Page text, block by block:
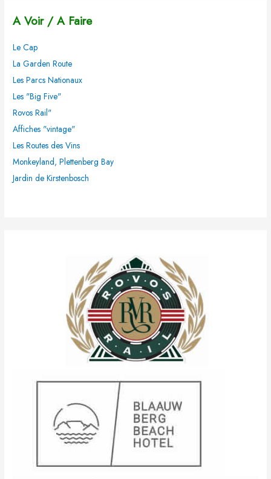
e
c
h
e
r
:
A Voir / A Faire
Le Cap
La Garden Route
Les Parcs Nationaux
Les "Big Five"
Rovos Rail"
Affiches "vintage"
Les Routes des Vins
Monkeyland, Plettenberg Bay
Jardin de Kirstenbosch